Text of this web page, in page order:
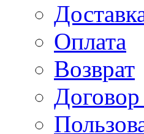
Оплата
Возврат